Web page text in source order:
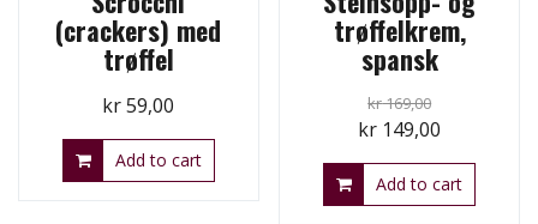
(crackers) med
trøffel
kr59,00
Add to cart
trøffelkrem,
spansk
kr169,00
Original
price
was:
kr 149,00
price
is:
Add to cart